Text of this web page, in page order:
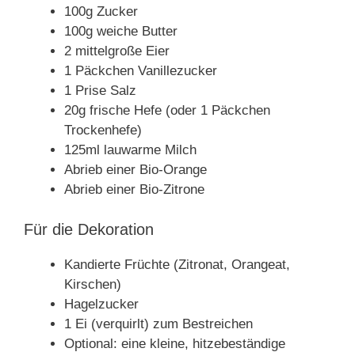
100g Zucker
100g weiche Butter
2 mittelgroße Eier
1 Päckchen Vanillezucker
1 Prise Salz
20g frische Hefe (oder 1 Päckchen
Trockenhefe)
125ml lauwarme Milch
Abrieb einer Bio-Orange
Abrieb einer Bio-Zitrone
Für die Dekoration
Kandierte Früchte (Zitronat, Orangeat,
Kirschen)
Hagelzucker
1 Ei (verquirlt) zum Bestreichen
Optional: eine kleine, hitzebeständige